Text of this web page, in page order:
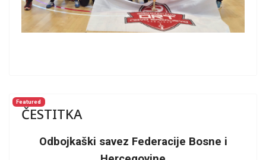
Featured
ČESTITKA
Odbojkaški savez Federacije Bosne i